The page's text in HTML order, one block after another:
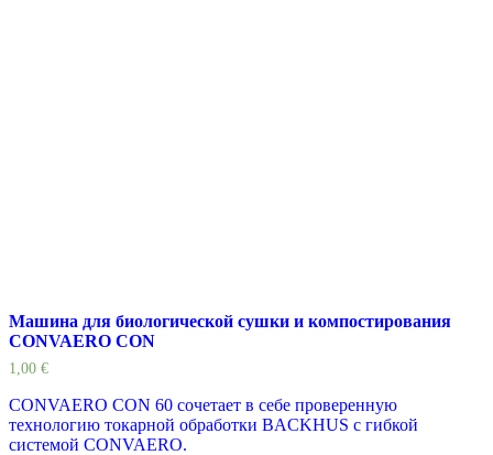
Машина для биологической сушки и компостирования
CONVAERO CON
1,00 €
CONVAERO CON 60 сочетает в себе проверенную
технологию токарной обработки BACKHUS с гибкой
системой CONVAERO.